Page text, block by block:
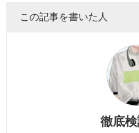
この記事を書いた人
徹底